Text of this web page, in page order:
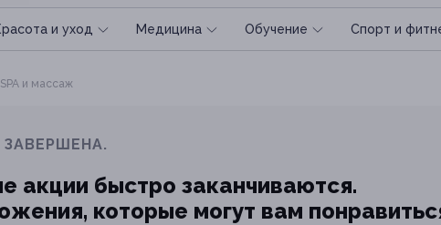
и уход Медицина Обучение Спoрт и
SPA и массаж
акции быстро заканчиваются.
которые могут вам